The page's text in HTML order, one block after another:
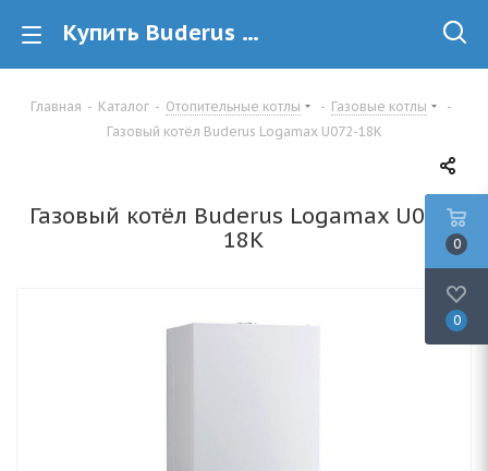
Купить Buderus Logamax U072-18K газовый котёл в Минске
Главная - Каталог - Отопительные котлы - Газовые котлы
-
Газовый котёл Buderus Logamax U072-18K
Газовый котёл Buderus Logamax U072-
18K
0
0